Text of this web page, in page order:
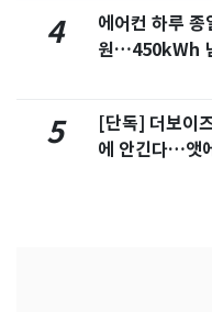
4
에어컨 하루
원…450kWh
5
[단독] 더보이
에 안긴다…앳